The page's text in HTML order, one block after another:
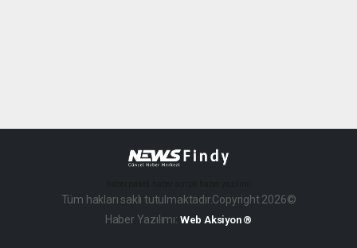
Tüm hakları saklı tutulmaktadır.Copyright 2026©
Haber Yazılımı: Web Aksiyon ®